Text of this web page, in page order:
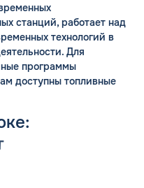
станций, работает над
технологий в
Для
программы
доступны топливные